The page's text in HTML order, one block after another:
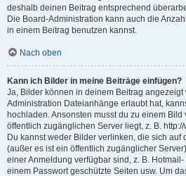
deshalb deinen Beitrag entsprechend
Die Board-Administration kann auch die
in einem Beitrag benutzen kannst.
Nach oben
Kann ich Bilder in meine Beiträge einfügen?
Ja, Bilder können in deinem Beitrag angezeigt
Administration Dateianhänge erlaubt hat,
hochladen. Ansonsten musst du zu einem
öffentlich zugänglichen Server liegt, z. B.
Du kannst weder Bilder verlinken, die sich auf
(außer es ist ein öffentlich zugänglicher
einer Anmeldung verfügbar sind, z. B.
einem Passwort geschützte Seiten usw. Um